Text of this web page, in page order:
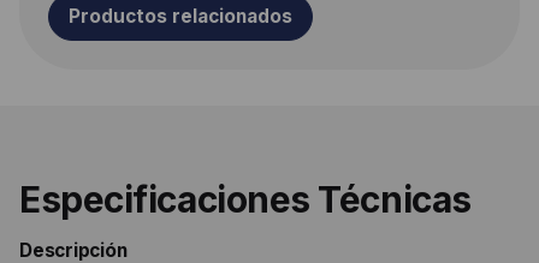
Productos relacionados
Especificaciones Técnicas
Descripción